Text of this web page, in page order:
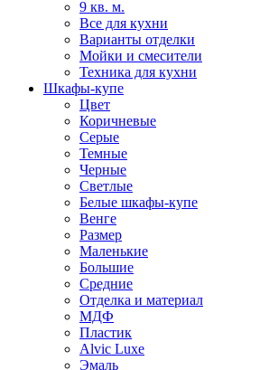
9 кв. м.
Все для кухни
Варианты отделки
Мойки и смесители
Техника для кухни
Шкафы-купе
Цвет
Коричневые
Серые
Темные
Черные
Светлые
Белые шкафы-купе
Венге
Размер
Маленькие
Большие
Средние
Отделка и материал
МДФ
Пластик
Alvic Luxe
Эмаль